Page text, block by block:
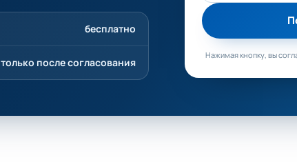
бесплатно
только после согласования
Нажимая кнопку, вы